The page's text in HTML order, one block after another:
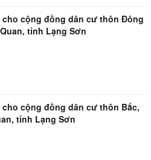
cộng đồng dân cư thôn Đông
tỉnh Lạng Sơn
cộng đồng dân cư thôn Bắc,
tỉnh Lạng Sơn